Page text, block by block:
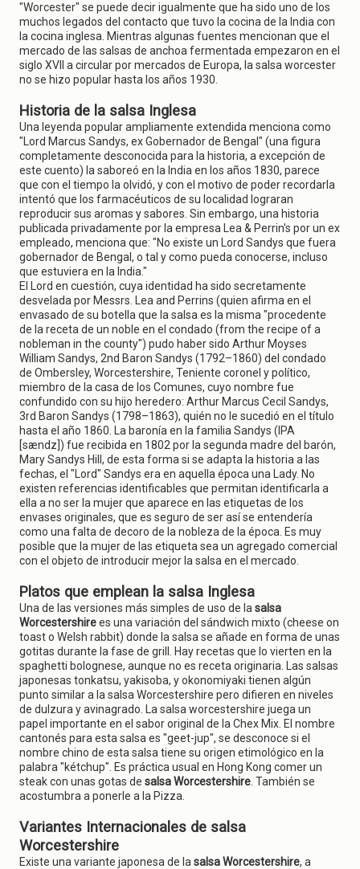
"Worcester" se puede decir igualmente que ha sido uno de los
muchos legados del contacto que tuvo la cocina de la India con
la cocina inglesa. Mientras algunas fuentes mencionan que el
mercado de las salsas de anchoa fermentada empezaron en el
siglo XVII a circular por mercados de Europa, la salsa worcester
no se hizo popular hasta los años 1930.
Historia de la salsa Inglesa
Una leyenda popular ampliamente extendida menciona como
"Lord Marcus Sandys, ex Gobernador de Bengal" (una figura
completamente desconocida para la historia, a excepción de
este cuento) la saboreó en la India en los años 1830, parece
que con el tiempo la olvidó, y con el motivo de poder recordarla
intentó que los farmacéuticos de su localidad lograran
reproducir sus aromas y sabores. Sin embargo, una historia
publicada privadamente por la empresa Lea & Perrin's por un ex
empleado, menciona que: "No existe un Lord Sandys que fuera
gobernador de Bengal, o tal y como pueda conocerse, incluso
que estuviera en la India."
El Lord en cuestión, cuya identidad ha sido secretamente
desvelada por Messrs. Lea and Perrins (quien afirma en el
envasado de su botella que la salsa es la misma "procedente
de la receta de un noble en el condado (from the recipe of a
nobleman in the county") pudo haber sido Arthur Moyses
William Sandys, 2nd Baron Sandys (1792–1860) del condado
de Ombersley, Worcestershire, Teniente coronel y político,
miembro de la casa de los Comunes, cuyo nombre fue
confundido con su hijo heredero: Arthur Marcus Cecil Sandys,
3rd Baron Sandys (1798–1863), quién no le sucedió en el título
hasta el año 1860. La baronía en la familia Sandys (IPA
[sændz]) fue recibida en 1802 por la segunda madre del barón,
Mary Sandys Hill, de esta forma si se adapta la historia a las
fechas, el "Lord" Sandys era en aquella época una Lady. No
existen referencias identificables que permitan identificarla a
ella a no ser la mujer que aparece en las etiquetas de los
envases originales, que es seguro de ser así se entendería
como una falta de decoro de la nobleza de la época. Es muy
posible que la mujer de las etiqueta sea un agregado comercial
con el objeto de introducir mejor la salsa en el mercado.
Platos que emplean la salsa Inglesa
Una de las versiones más simples de uso de la salsa
Worcestershirees una variación del sándwich mixto (cheese on
toast o Welsh rabbit) donde la salsa se añade en forma de unas
gotitas durante la fase de grill. Hay recetas que lo vierten en la
spaghetti bolognese, aunque no es receta originaria. Las salsas
japonesas tonkatsu, yakisoba, y okonomiyaki tienen algún
punto similar a la salsa Worcestershire pero difieren en niveles
de dulzura y avinagrado. La salsa worcestershire juega un
papel importante en el sabor original de la Chex Mix. El nombre
cantonés para esta salsa es "geet-jup", se desconoce si el
nombre chino de esta salsa tiene su origen etimológico en la
palabra "kétchup". Es práctica usual en Hong Kong comer un
steak con unas gotas de salsa Worcestershire . También se
acostumbra a ponerle a la Pizza.
Variantes Internacionales de salsa
Worcestershire
Existe una variante japonesa de la salsa Worcestershire, a